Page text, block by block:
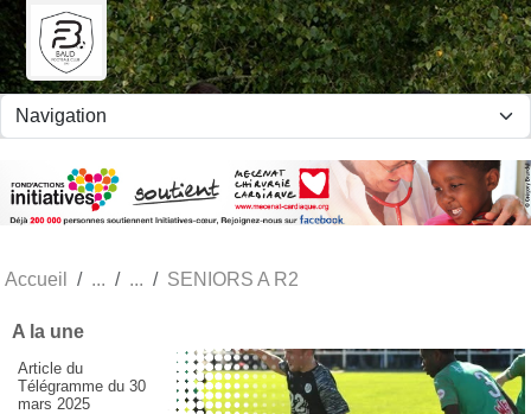
Accueil SENIORS A R2
A la une
Article du
Télégramme du 30
mars 2025
Panneau de gestion des cookies